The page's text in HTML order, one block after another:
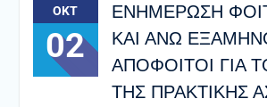
ΟΚΤ
02
ENHMEΡΩΣΗ
ΚΑΙ ΑΝΩ
ΑΠΟΦΟΙΤΟΙ ΓΙΑ
ΤΗΣ ΠΡΑΚΤΙΚΗΣ